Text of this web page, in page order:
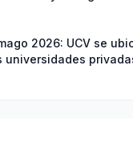
2026: UCV se
universidades